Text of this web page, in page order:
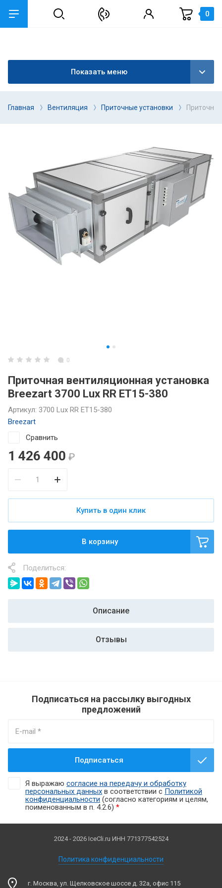
0
Показать меню
Главная Вентиляция Приточные установки
0
Приточная вентиляционная установка
Breezart 3700 Lux RR ET15-380
Артикул: 3700 Lux RR ET15-380
Breezart
Сравнить
1 426 400 ₽
В корзину
Купить в один клик
Поделиться:
Описание
Отзывы
Подписаться на рассылку выгодных
предложений
Я выражаю согласие на передачу и обработку
персональных данных в соответствии с Политикой
конфиденциальности (согласно категориям и целям,
поименованным в п. 4.2.6) *
Подписаться
2024 - 2026 IceCli.ru ИНН 771377542524
Политика конфиденциальности
г. Москва, ул. Щелковское шоссе д. 32а, офис 115